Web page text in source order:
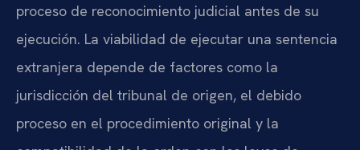
proceso de reconocimiento judicial antes de su
ejecución. La viabilidad de ejecutar una sentencia
extranjera depende de factores como la
jurisdicción del tribunal de origen, el debido
proceso en el procedimiento original y la